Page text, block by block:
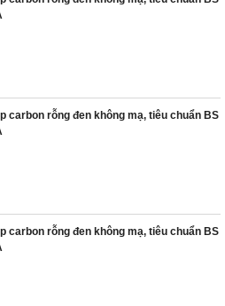
carbon rỗng đen không mạ, tiêu chuẩn BS
carbon rỗng đen không mạ, tiêu chuẩn BS